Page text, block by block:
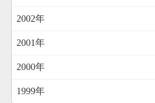
2002年
2001年
2000年
1999年